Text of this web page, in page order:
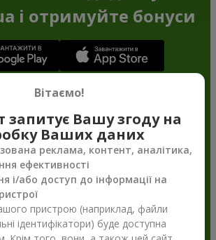
і отримуйте бонуси
Вітаємо!
запитує Вашу згоду на
Ваших даних
реклама, контент, аналітика,
ефективності
і/або доступ до інформації на
пристрою (наприклад, файли
ідентифікатори) буде доступна